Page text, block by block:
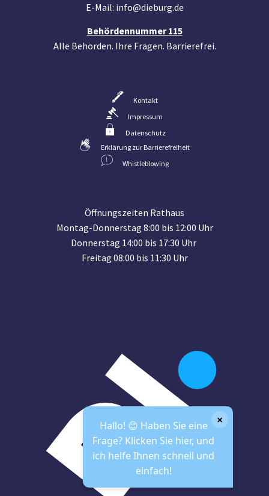
E-Mail: info@dieburg.de
Behördennummer 115
Alle Behörden. Ihre Fragen. Barrierefrei.
Kontakt
Impressum
Datenschutz
Erklärung zur Barrierefreiheit
Whistleblowing
Öffnungszeiten Rathaus
Montag-Donnerstag 8:00 bis 12:00 Uhr
Donnerstag 14:00 bis 17:30 Uhr
Freitag 08:00 bis 11:30 Uhr
Hallo! 😊 Haben Sie eine
Frage? Klicken Sie hier, und
ich helfe Ihnen schnell und
einfach!
×